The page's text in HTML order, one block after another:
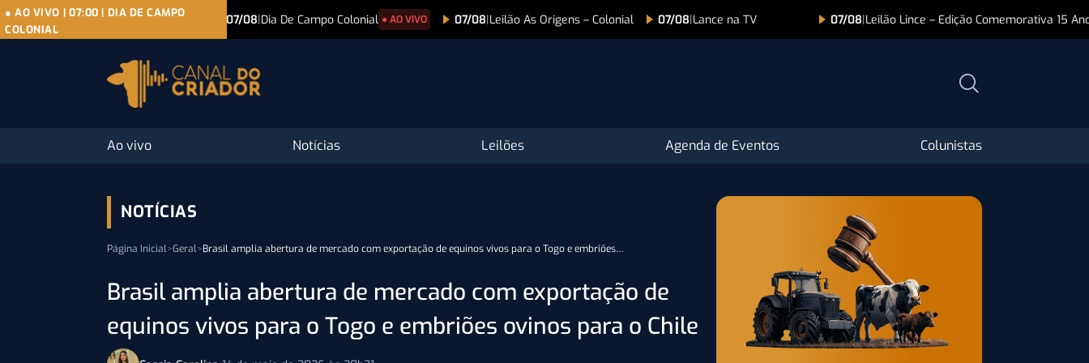
● AO VIVO | 07:00 | DIA DE CAMPO
COLONIAL
07/08| Dia De Campo Colonial ● AO VIVO 07/08|Leilão As Origens – Colonial 07/08|Lance na TV 07/08|Leilão Lince – Edição Comemorativa 15 Anos 07/08|Leilão Nelore
Ao vivo Notícias Leilões Agenda de Eventos Colunistas
NOTÍCIAS
Página Inicial>Geral>Brasil amplia abertura de mercado com exportação de equinos vivos para o Togo e embriões…
Brasil amplia abertura de mercado com exportação de
equinos vivos para o Togo e embriões ovinos para o Chile